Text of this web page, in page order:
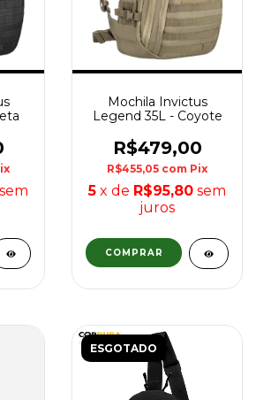
sem
Mochila Invictus
Legend 35L - Coyote
R$479,00
R$455,05 com Pix
5 x de R$95,80 sem
juros
ESGOTADO